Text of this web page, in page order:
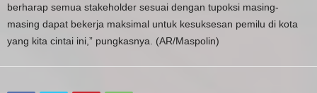
berharap semua stakeholder sesuai dengan tupoksi masing-
masing dapat bekerja maksimal untuk kesuksesan pemilu di kota
yang kita cintai ini,” pungkasnya. (AR/Maspolin)